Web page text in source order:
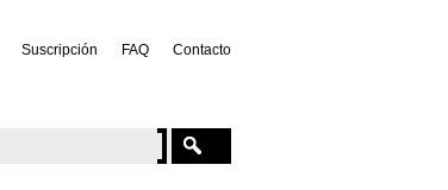
Suscripción FAQ Contacto